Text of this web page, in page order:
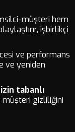
müşteri hem
işbirlikçi
ve performans
ve yeniden
izin tabanlı
gizliliğini